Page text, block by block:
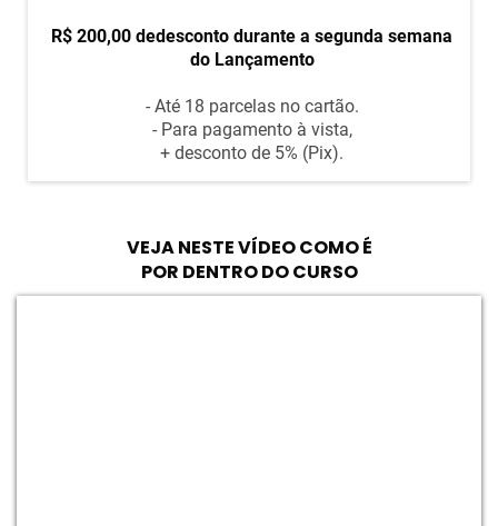
R$ 200,00 dedesconto durante a segunda semana
do Lançamento
- Até 18 parcelas no cartão.
- Para pagamento à vista,
+ desconto de 5% (Pix).
VEJA NESTE VÍDEO COMO É
POR DENTRO DO CURSO